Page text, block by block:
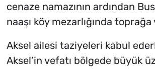
cenaze namazının ardından
naaşı köy mezarlığında
Aksel ailesi taziyeleri kabul
Aksel’in vefatı bölgede büyük